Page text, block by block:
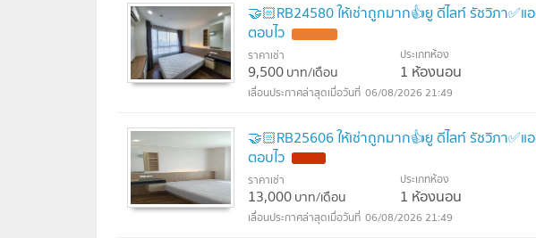
🤝🏻RB24580 ให้เช่าถูกมาก👍ยู ดีไลท์ รัชวิภา✅
ตอบไว
ราคาเช่า
9,500บาท/เดือน
ประเภทห้อง
1 ห้องนอน
06/08/2026 21:49
🤝🏻RB25606 ให้เช่าถูกมาก👍ยู ดีไลท์ รัชวิภา✅
ตอบไว
ราคาเช่า
13,000บาท/เดือน
ประเภทห้อง
1 ห้องนอน
06/08/2026 21:49